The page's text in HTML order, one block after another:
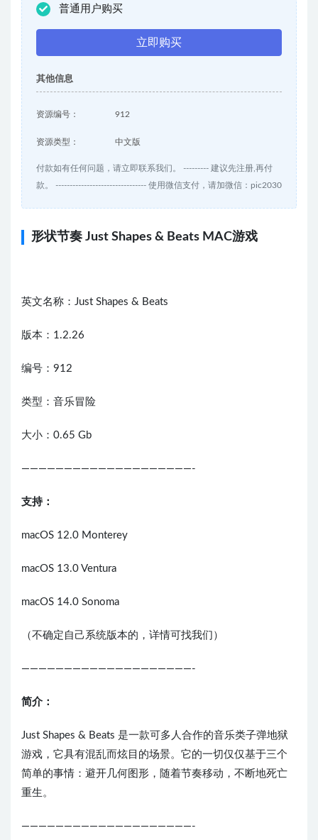
普通用户购买
立即购买
其他信息
资源编号： 912
资源类型： 中文版
付款如有任何问题，请立即联系我们。 --------- 建议先注册,再付
款。 -------------------------------- 使用微信支付，请加微信：pic2030
形状节奏 Just Shapes & Beats MAC游戏
英文名称：Just Shapes & Beats
版本：1.2.26
编号：912
类型：音乐冒险
大小：0.65 Gb
————————————————————-
支持：
macOS 12.0 Monterey
macOS 13.0 Ventura
macOS 14.0 Sonoma
（不确定自己系统版本的，详情可找我们）
————————————————————-
简介：
Just Shapes & Beats 是一款可多人合作的音乐类子弹地狱
游戏，它具有混乱而炫目的场景。它的一切仅仅基于三个
简单的事情：避开几何图形，随着节奏移动，不断地死亡
重生。
————————————————————-